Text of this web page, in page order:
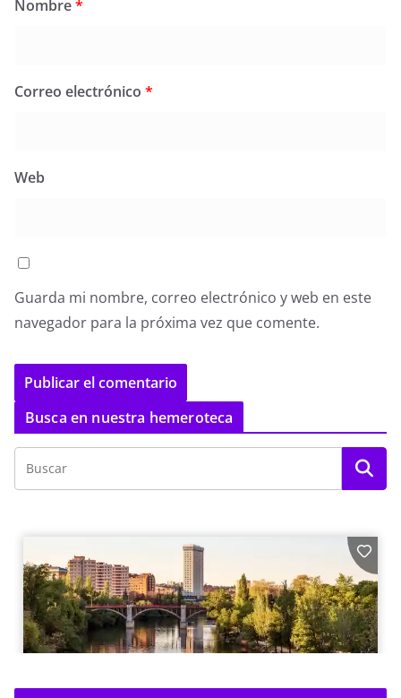
Nombre*
Correo electrónico *
Web
Guarda mi nombre, correo electrónico y web en este
navegador para la próxima vez que comente.
Busca en nuestra hemeroteca